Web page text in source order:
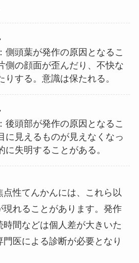
側頭葉が発作の原因となるこ
側の顔面が歪んだり、不快な
りする。意識は保たれる。
後頭部が発作の原因となるこ
に見えるものが見えなくなっ
に失明することがある。
性てんかんには、これら以
れることがあります。発作
間などは個人差が大きいた
医による診断が必要となり